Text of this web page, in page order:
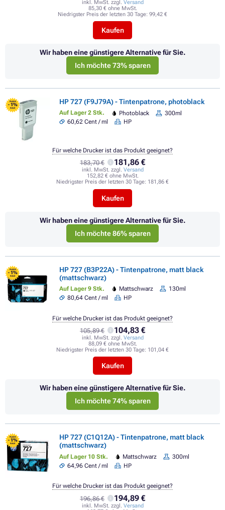
inkl. MwSt. zzgl. Versand
85,30 € ohne MwSt.
Niedrigster Preis der letzten 30 Tage: 99,42 €
Kaufen
Wir haben eine günstigere Alternative für Sie.
Ich möchte 73% sparen
FLASH
- 1%
SALE
HP 727 (F9J79A) - Tintenpatrone, photoblack
Auf Lager 2 Stk. Photoblack
300ml
60,62 Cent / ml
HP
183,70 € 181,86 €
inkl. MwSt. zzgl. Versand
152,82 € ohne MwSt.
Niedrigster Preis der letzten 30 Tage: 181,86 €
Kaufen
Für welche Drucker ist das Produkt geeignet?
Wir haben eine günstigere Alternative für Sie.
Ich möchte 86% sparen
FLASH
- 1%
SALE
HP 727 (B3P22A) - Tintenpatrone, matt black
(mattschwarz)
Auf Lager 9 Stk. Mattschwarz
130ml
80,64 Cent / ml
HP
105,89 € 104,83 €
inkl. MwSt. zzgl. Versand
88,09 € ohne MwSt.
Niedrigster Preis der letzten 30 Tage: 101,04 €
Kaufen
Für welche Drucker ist das Produkt geeignet?
Wir haben eine günstigere Alternative für Sie.
Ich möchte 74% sparen
FLASH
- 1%
SALE
HP 727 (C1Q12A) - Tintenpatrone, matt black
(mattschwarz)
Auf Lager 10 Stk. Mattschwarz
300ml
64,96 Cent / ml
HP
196,86 € 194,89 €
inkl. MwSt. zzgl. Versand
Für welche Drucker ist das Produkt geeignet?